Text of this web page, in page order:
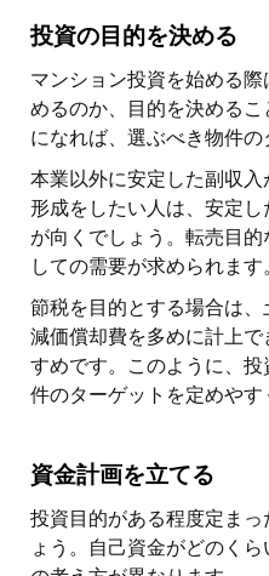
投資の目的を決める
マンション投資を始める
めるのか、目的を決める
になれば、選ぶべき物件の
本業以外に安定した副収
形成をしたい人は、安定
が向くでしょう。転売目
しての需要が求められます
節税を目的とする場合は、
減価償却費を多めに計上
すめです。このように、
件のターゲットを定めやす
資金計画を立てる
投資目的がある程度定ま
ょう。自己資金がどのく